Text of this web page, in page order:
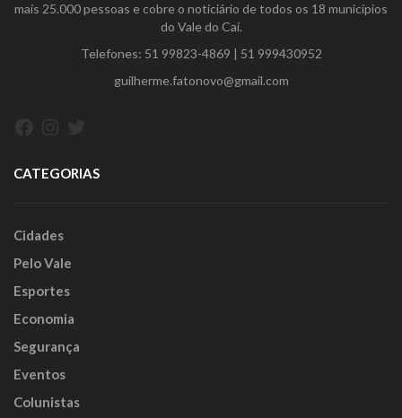
mais 25.000 pessoas e cobre o noticiário de todos os 18 municípios
do Vale do Caí.
Telefones: 51 99823-4869 | 51 999430952
guilherme.fatonovo@gmail.com
CATEGORIAS
Cidades
Pelo Vale
Esportes
Economia
Segurança
Eventos
Colunistas